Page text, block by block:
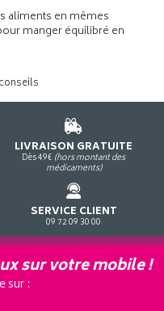
aliments en mêmes
manger équilibré en
LIVRAISON GRATUITE
Dès 49€ (hors montant des
médicaments)
SERVICE CLIENT
09 72 09 30 00
sur votre mobile !
sur :